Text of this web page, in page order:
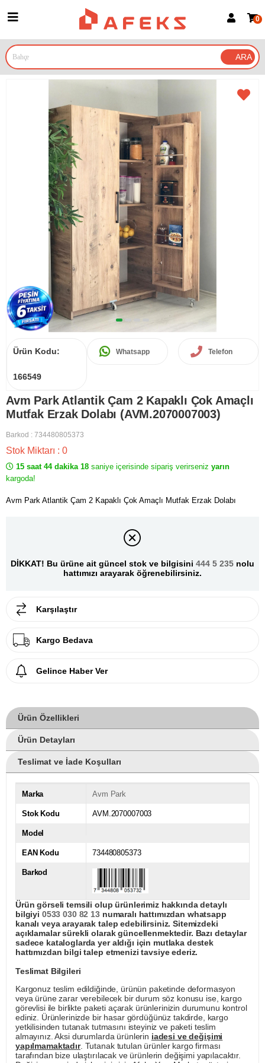
Google İle Bağlan
0
Ürün Kodu:
166549
Whatsapp Telefon
Avm Park Atlantik Çam 2 Kapaklı Çok Amaçlı
Mutfak Erzak Dolabı (AVM.2070007003)
Barkod : 734480805373
Stok Miktarı : 0
15 saat 44 dakika 18 saniye içerisinde sipariş verirseniz yarın
kargoda!
Avm Park Atlantik Çam 2 Kapaklı Çok Amaçlı Mutfak Erzak Dolabı
DİKKAT! Bu ürüne ait güncel stok ve bilgisini 444 5 235 nolu
hattımızı arayarak öğrenebilirsiniz.
Karşılaştır
Kargo Bedava
Gelince Haber Ver
Ürün Özellikleri
Ürün Detayları
Teslimat ve İade Koşulları
Marka Avm Park
Stok Kodu AVM.2070007003
Model
EAN Kodu 734480805373
Barkod
Ürün görseli temsili olup ürünlerimiz hakkında detaylı
bilgiyi 0533 030 82 13numaralı hattımızdan whatsapp
kanalı veya arayarak talep edebilirsiniz. Sitemizdeki
açıklamalar sürekli olarak güncellenmektedir. Bazı detaylar
sadece kataloglarda yer aldığı için mutlaka destek
hattımızdan bilgi talep etmenizi tavsiye ederiz.
Teslimat Bilgileri
Kargonuz teslim edildiğinde, ürünün paketinde deformasyon
veya ürüne zarar verebilecek bir durum söz konusu ise, kargo
görevlisi ile birlikte paketi açarak ürünlerinizin durumunu kontrol
ediniz. Ürünlerinizde bir hasar gördüğünüz takdirde, kargo
yetkilisinden tutanak tutmasını isteyiniz ve paketi teslim
almayınız. Aksi durumlarda ürünlerin iadesi ve değişimi
yapılmamaktadır. Tutanak tutulan ürünler kargo firması
tarafından bize ulaştırılacak ve ürünlerin değişimi yapılacaktır.